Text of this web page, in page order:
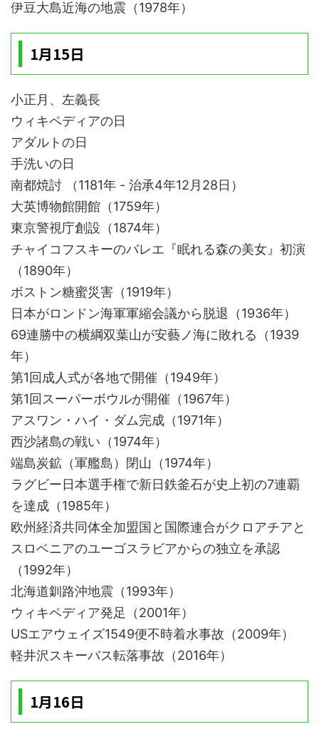
伊豆大島近海の地震（1978年）
1月15日
小正月、左義長
ウィキペディアの日
アダルトの日
手洗いの日
南都焼討 （1181年 - 治承4年12月28日）
大英博物館開館（1759年）
東京警視庁創設（1874年）
チャイコフスキーのバレエ『眠れる森の美女』初演
（1890年）
ボストン糖蜜災害（1919年）
日本がロンドン海軍軍縮会議から脱退（1936年）
69連勝中の横綱双葉山が安藝ノ海に敗れる（1939
年）
第1回成人式が各地で開催（1949年）
第1回スーパーボウルが開催（1967年）
アスワン・ハイ・ダム完成（1971年）
西沙諸島の戦い（1974年）
端島炭鉱（軍艦島）閉山（1974年）
ラグビー日本選手権で新日鉄釜石が史上初の7連覇
を達成（1985年）
欧州経済共同体全加盟国と国際連合がクロアチアと
スロベニアのユーゴスラビアからの独立を承認
（1992年）
北海道釧路沖地震（1993年）
ウィキペディア発足（2001年）
USエアウェイズ1549便不時着水事故（2009年）
軽井沢スキーバス転落事故（2016年）
1月16日